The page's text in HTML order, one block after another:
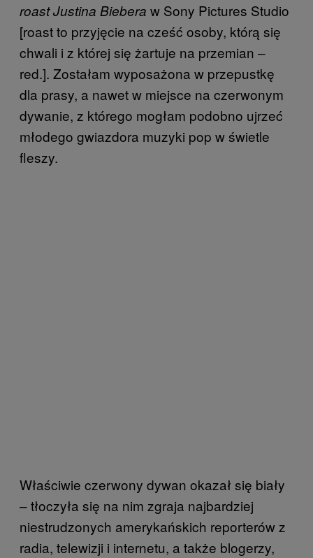
roast Justina Biebera w Sony Pictures Studio
[roast to przyjęcie na cześć osoby, którą się
chwali i z której się żartuje na przemian –
red.]. Zostałam wyposażona w przepustkę
dla prasy, a nawet w miejsce na czerwonym
dywanie, z którego mogłam podobno ujrzeć
młodego gwiazdora muzyki pop w świetle
fleszy.
Właściwie czerwony dywan okazał się biały
– tłoczyła się na nim zgraja najbardziej
niestrudzonych amerykańskich reporterów z
radia, telewizji i internetu, a także blogerzy,